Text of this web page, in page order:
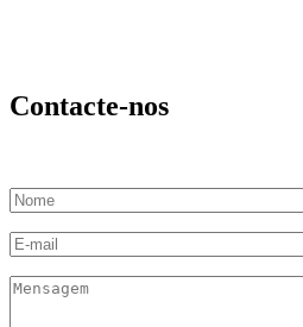
Contacte-nos